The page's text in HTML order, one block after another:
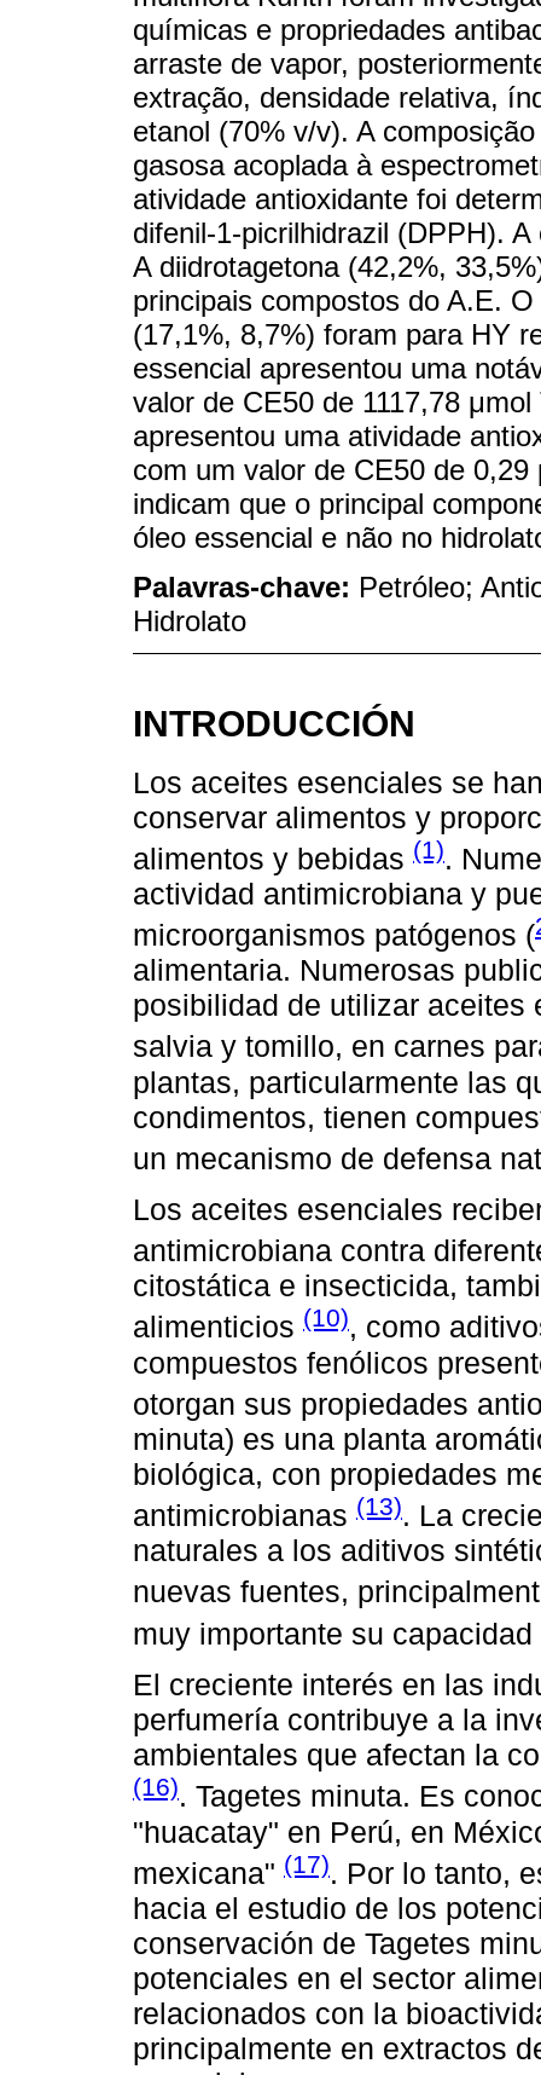
químicas e propriedades
arraste de vapor,
extração, densidade relativa,
etanol (70% v/v). A
gasosa acoplada à
atividade antioxidante foi
difenil-1-picrilhidrazil (DPPH).
A diidrotagetona (42,2%,
principais compostos do A.E.
(17,1%, 8,7%) foram para HY
essencial apresentou uma
valor de CE50 de 1117,78
apresentou uma atividade
com um valor de CE50 de
indicam que o principal
óleo essencial e não no
Palavras-chave: Petróleo;
Hidrolato
INTRODUCCIÓN
Los aceites esenciales se
conservar alimentos y
alimentos y bebidas (1).
actividad antimicrobiana y
microorganismos patógenos (
alimentaria. Numerosas
posibilidad de utilizar aceites
salvia y tomillo, en carnes
plantas, particularmente las
condimentos, tienen
un mecanismo de defensa
Los aceites esenciales
antimicrobiana contra
citostática e insecticida,
alimenticios (10), como
compuestos fenólicos
otorgan sus propiedades
minuta) es una planta
biológica, con propiedades
antimicrobianas (13). La
naturales a los aditivos
nuevas fuentes,
muy importante su
El creciente interés en las
perfumería contribuye a la
ambientales que afectan la
(16). Tagetes minuta. Es
"huacatay" en Perú, en
mexicana" (17). Por lo tanto,
hacia el estudio de los
conservación de Tagetes
potenciales en el sector
relacionados con la
principalmente en extractos